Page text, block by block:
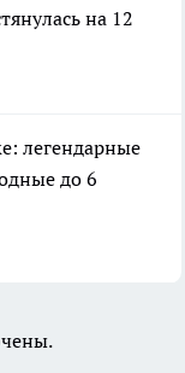
на 12
легендарные
до 6